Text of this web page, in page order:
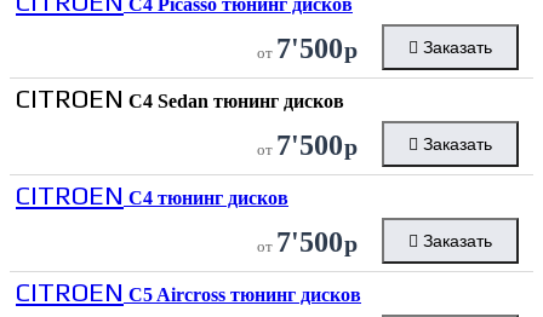
C4 Picasso тюнинг дисков
от 7'500р Заказать
CITROEN C4 Sedan тюнинг дисков
от 7'500р Заказать
CITROEN C4 тюнинг дисков
от 7'500р Заказать
CITROEN C5 Aircross тюнинг дисков